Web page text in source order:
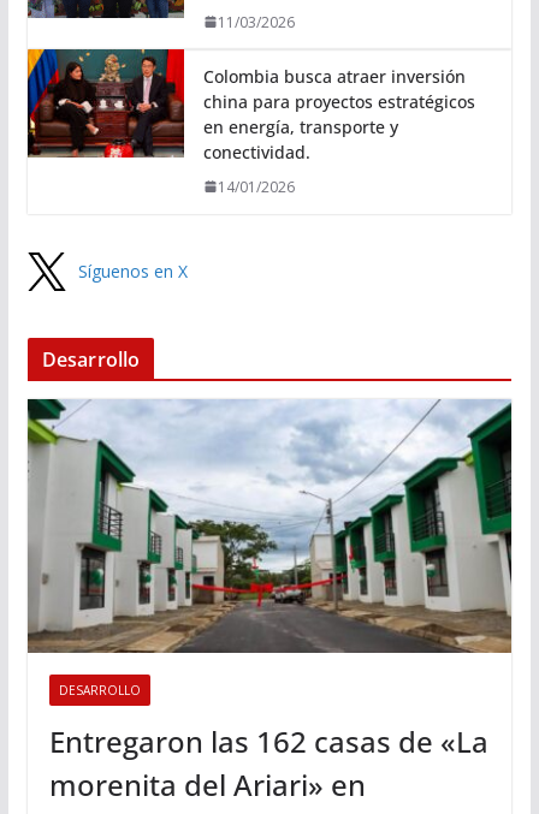
11/03/2026
Colombia busca atraer inversión
china para proyectos estratégicos
en energía, transporte y
conectividad.
14/01/2026
Síguenos en X
Desarrollo
DESARROLLO
Entregaron las 162 casas de «La
morenita del Ariari» en